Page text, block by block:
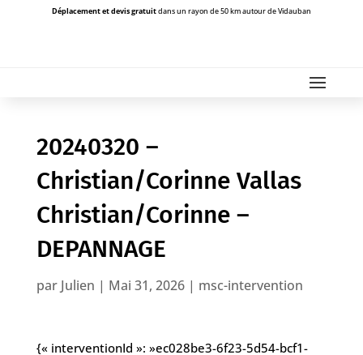
Déplacement et devis gratuitdans un rayon de 50 km autour de Vidauban
20240320 –
Christian/Corinne Vallas
Christian/Corinne –
DEPANNAGE
par Julien | Mai 31, 2026| msc-intervention
{« interventionId »: »ec028be3-6f23-5d54-bcf1-